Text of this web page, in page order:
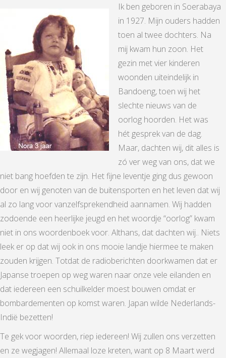
Ik ben geboren in Soerabaya
in 1927. Mijn ouders hadden
toen al twee dochters. Na
mij kwam hun zoon. Het
gezin met vier kinderen
woonden uiteindelijk in
Bandoeng, toen wij het
slechte nieuws van de
oorlog hoorden. Het was
hét gesprek van de dag.
Maar, dachten wij, dit alles is
zó ver weg van ons, dat we
niet bang hoefden te zijn. Het fijne leventje ging dus gewoon
door en wij genoten van de buitensporten en het leven dat wij
al zo lang voor vanzelfsprekendheid aannamen. Wij hadden
zodoende een heerlijke jeugd en het woordje “oorlog” kwam
niet in ons woordenboek voor. Althans, dat dachten wij.. Niets
leek er op dat wij ook in ons mooie landje hiermee te maken
zouden krijgen. Totdat de radioberichten doorkwamen dat er
Japanse troepen op weg waren naar onze vele eilanden en
dat iedereen een schuilkelder moest bouwen omdat er
bombardementen op komst waren. Japan wilde Nederlands-
Indië bezetten!
Te gek voor woorden, riep iedereen! Wij zullen ons verzetten
en ze wegjagen! Allemaal loze kreten, want op 8 Maart werd